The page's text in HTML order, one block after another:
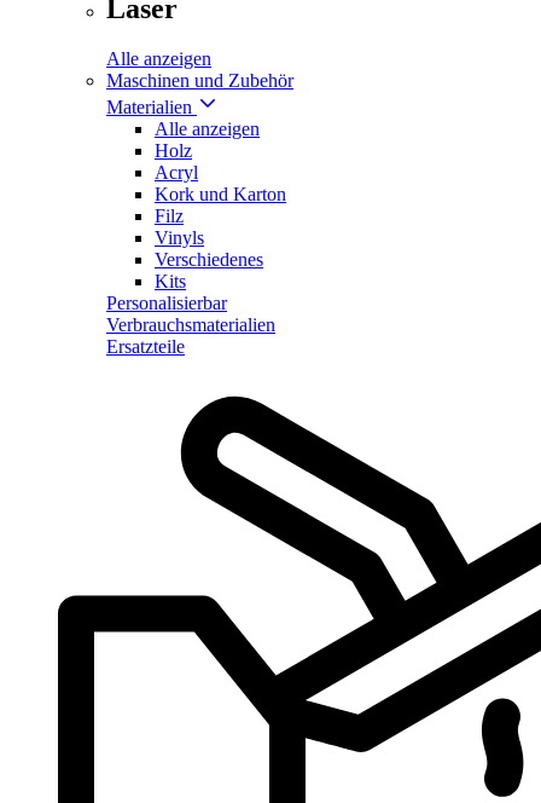
Laser
Alle anzeigen
Maschinen und Zubehör
Materialien
Alle anzeigen
Holz
Acryl
Kork und Karton
Filz
Vinyls
Verschiedenes
Kits
Personalisierbar
Verbrauchsmaterialien
Ersatzteile